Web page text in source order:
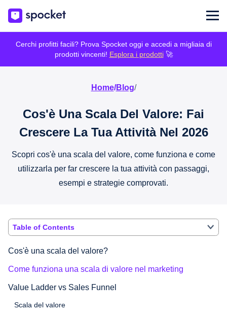
Cerchi profitti facili? Prova Spocket oggi e accedi a migliaia di
prodotti vincenti! Esplora i prodotti🚀
Home/Blog/
Cos'è Una Scala Del Valore: Fai
Crescere La Tua Attività Nel 2026
Scopri cos'è una scala del valore, come funziona e come
utilizzarla per far crescere la tua attività con passaggi,
esempi e strategie comprovati.
Table of Contents
Cos'è una scala del valore?
Come funziona una scala di valore nel marketing
Value Ladder vs Sales Funnel
Scala del valore